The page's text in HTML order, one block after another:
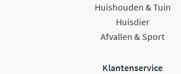
Huishouden & Tuin
Huisdier
Afvallen & Sport
Klantenservice